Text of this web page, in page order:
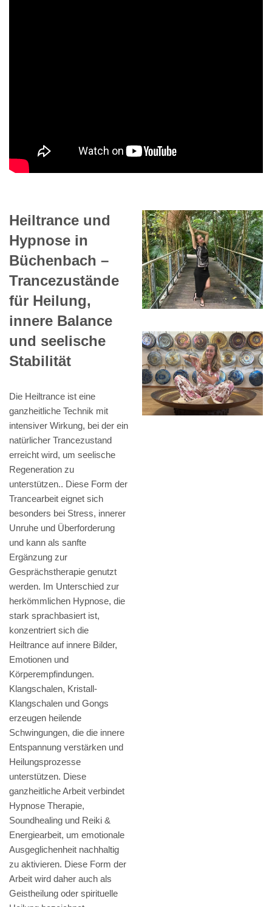
Heiltrance und
Hypnose in
Büchenbach –
Trancezustände
für Heilung,
innere Balance
und seelische
Stabilität
Die Heiltrance ist eine
ganzheitliche Technik mit
intensiver Wirkung, bei der ein
natürlicher Trancezustand
erreicht wird, um seelische
Regeneration zu
unterstützen.. Diese Form der
Trancearbeit eignet sich
besonders bei Stress, innerer
Unruhe und Überforderung
und kann als sanfte
Ergänzung zur
Gesprächstherapie genutzt
werden. Im Unterschied zur
herkömmlichen Hypnose, die
stark sprachbasiert ist,
konzentriert sich die
Heiltrance auf innere Bilder,
Emotionen und
Körperempfindungen.
Klangschalen, Kristall-
Klangschalen und Gongs
erzeugen heilende
Schwingungen, die die innere
Entspannung verstärken und
Heilungsprozesse
unterstützen. Diese
ganzheitliche Arbeit verbindet
Hypnose Therapie,
Soundhealing und Reiki &
Energiearbeit, um emotionale
Ausgeglichenheit nachhaltig
zu aktivieren. Diese Form der
Arbeit wird daher auch als
Geistheilung oder spirituelle